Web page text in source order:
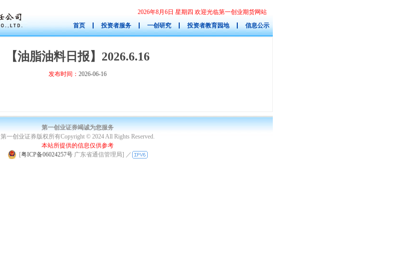
2026年8月6日 星期四 欢迎光临第一创业期货网站
首页
投资者服务 一创研究 投资者教育园地 信息公示
【油脂油料日报】2026.6.16
发布时间： 2026-06-16
第一创业证券竭诚为您服务
第一创业证券版权所有Copyright © 2024 All Rights Reserved.
本站所提供的信息仅供参考
[粤ICP备06024257号 广东省通信管理局] ／